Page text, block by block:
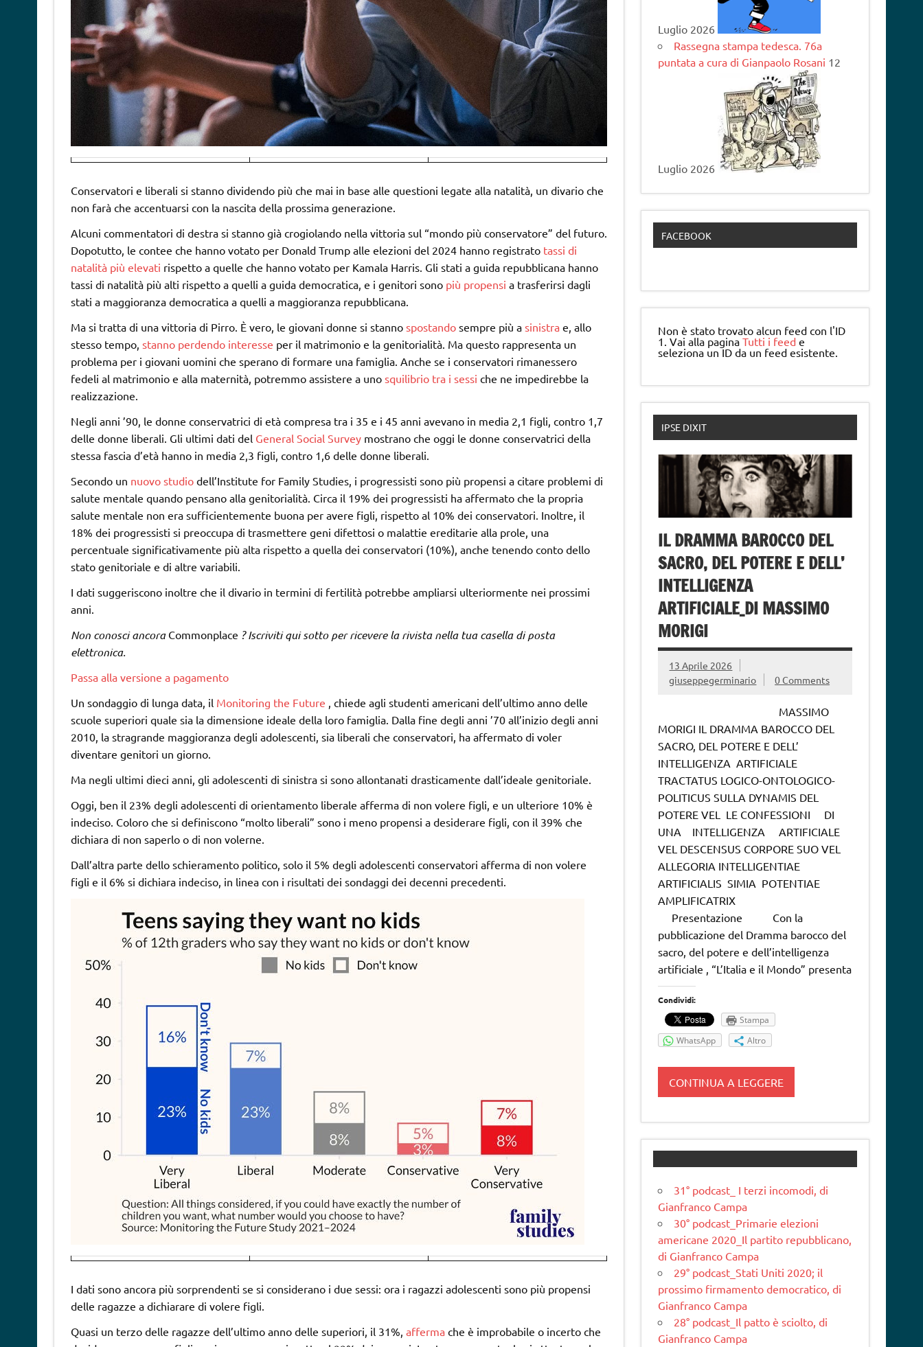
Conservatori e liberali si stanno dividendo più che mai in base alle questioni legate alla natalità, un divario che
non farà che accentuarsi con la nascita della prossima generazione.
Alcuni commentatori di destra si stanno già crogiolando nella vittoria sul “mondo più conservatore” del futuro.
Dopotutto, le contee che hanno votato per Donald Trump alle elezioni del 2024 hanno registrato tassi di
natalità più elevati rispetto a quelle che hanno votato per Kamala Harris. Gli stati a guida repubblicana hanno
tassi di natalità più alti rispetto a quelli a guida democratica, e i genitori sono più propensi a trasferirsi dagli
stati a maggioranza democratica a quelli a maggioranza repubblicana.
Ma si tratta di una vittoria di Pirro. È vero, le giovani donne si stanno spostandosempre più a sinistrae, allo
stesso tempo, stanno perdendo interesse per il matrimonio e la genitorialità. Ma questo rappresenta un
problema per i giovani uomini che sperano di formare una famiglia. Anche se i conservatori rimanessero
fedeli al matrimonio e alla maternità, potremmo assistere a uno squilibrio tra i sessi che ne impedirebbe la
realizzazione.
Negli anni ’90, le donne conservatrici di età compresa tra i 35 e i 45 anni avevano in media 2,1 figli, contro 1,7
delle donne liberali. Gli ultimi dati del General Social Surveymostrano che oggi le donne conservatrici della
stessa fascia d’età hanno in media 2,3 figli, contro 1,6 delle donne liberali.
Secondo un nuovo studiodell’Institute for Family Studies, i progressisti sono più propensi a citare problemi di
salute mentale quando pensano alla genitorialità. Circa il 19% dei progressisti ha affermato che la propria
salute mentale non era sufficientemente buona per avere figli, rispetto al 10% dei conservatori. Inoltre, il
18% dei progressisti si preoccupa di trasmettere geni difettosi o malattie ereditarie alla prole, una
percentuale significativamente più alta rispetto a quella dei conservatori (10%), anche tenendo conto dello
stato genitoriale e di altre variabili.
I dati suggeriscono inoltre che il divario in termini di fertilità potrebbe ampliarsi ulteriormente nei prossimi
anni.
Non conosci ancoraCommonplace ? Iscriviti qui sotto per ricevere la rivista nella tua casella di posta
elettronica.
Passa alla versione a pagamento
Un sondaggio di lunga data, il Monitoring the Future , chiede agli studenti americani dell’ultimo anno delle
scuole superiori quale sia la dimensione ideale della loro famiglia. Dalla fine degli anni ’70 all’inizio degli anni
2010, la stragrande maggioranza degli adolescenti, sia liberali che conservatori, ha affermato di voler
diventare genitori un giorno.
Ma negli ultimi dieci anni, gli adolescenti di sinistra si sono allontanati drasticamente dall’ideale genitoriale.
Oggi, ben il 23% degli adolescenti di orientamento liberale afferma di non volere figli, e un ulteriore 10% è
indeciso. Coloro che si definiscono “molto liberali” sono i meno propensi a desiderare figli, con il 39% che
dichiara di non saperlo o di non volerne.
Dall’altra parte dello schieramento politico, solo il 5% degli adolescenti conservatori afferma di non volere
figli e il 6% si dichiara indeciso, in linea con i risultati dei sondaggi dei decenni precedenti.
I dati sono ancora più sorprendenti se si considerano i due sessi: ora i ragazzi adolescenti sono più propensi
delle ragazze a dichiarare di volere figli.
Quasi un terzo delle ragazze dell’ultimo anno delle superiori, il 31%, affermache è improbabile o incerto che
Luglio 2026
Rassegna stampa tedesca. 76a
puntata a cura di Gianpaolo Rosani 12
Luglio 2026
FACEBOOK
Non è stato trovato alcun feed con l'ID
1. Vai alla paginaTutti i feed e
seleziona un ID da un feed esistente.
IPSE DIXIT
IL DRAMMA BAROCCO DEL
SACRO, DEL POTERE E DELL’
INTELLIGENZA
ARTIFICIALE_DI MASSIMO
MORIGI
13 Aprile 2026
giuseppegerminario
0 Comments
MASSIMO
MORIGI IL DRAMMA BAROCCO DEL
SACRO, DEL POTERE E DELL’
INTELLIGENZA ARTIFICIALE
TRACTATUS LOGICO-ONTOLOGICO-
POLITICUS SULLA DYNAMIS DEL
POTERE VEL LE CONFESSIONI DI
UNA INTELLIGENZA ARTIFICIALE
VEL DESCENSUS CORPORE SUO VEL
ALLEGORIA INTELLIGENTIAE
ARTIFICIALIS SIMIA POTENTIAE
AMPLIFICATRIX
Presentazione Con la
pubblicazione del Dramma barocco del
sacro, del potere e dell’intelligenza
artificiale , “L’Italia e il Mondo” presenta
Condividi:
Stampa
WhatsApp
Altro
CONTINUA A LEGGERE
31° podcast_ I terzi incomodi, di
Gianfranco Campa
30° podcast_Primarie elezioni
americane 2020_Il partito repubblicano,
di Gianfranco Campa
29° podcast_Stati Uniti 2020; il
prossimo firmamento democratico, di
Gianfranco Campa
28° podcast_Il patto è sciolto, di
Gianfranco Campa